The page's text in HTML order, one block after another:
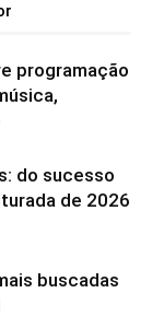
programação
do sucesso
de 2026
buscadas